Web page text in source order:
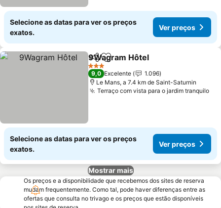
Selecione as datas para ver os preços
exatos.
Ver preços
PartilharAdicionar aos favoritos
9Wagram Hôtel
3 Estrelas
9,0 Excelente
1.096
Le Mans, a 7.4 km de Saint-Saturnin
Terraço com vista para o jardim tranquilo
Selecione as datas para ver os preços
exatos.
Ver preços
Mostrar mais
Os preços e a disponibilidade que recebemos dos sites de reserva
mudam frequentemente. Como tal, pode haver diferenças entre as
ofertas que consulta no trivago e os preços que estão disponíveis